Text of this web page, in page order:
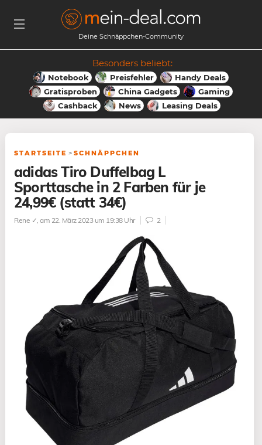
Deine Schnäppchen-Community
Besonders beliebt:
Notebook Preisfehler
Handy Deals
Gratisproben
China Gadgets
Gaming
Cashback
News Leasing Deals
STARTSEITE > SCHNÄPPCHEN
adidas Tiro Duffelbag L
Sporttasche in 2 Farben für je
24,99€ (statt 34€)
Rene ✓, am 22. März 2023 um 19:38 Uhr 2